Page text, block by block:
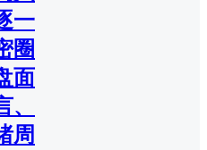
一
圈
面
、
周